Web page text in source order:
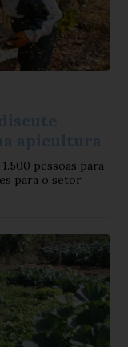
pessoas para
para o setor